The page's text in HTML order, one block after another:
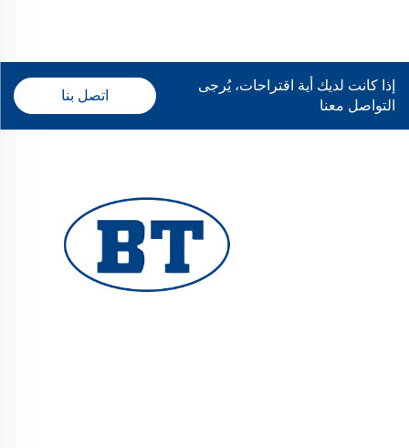
إذا كانت لديك أية اقتراحات، يُرجى
التواصل معنا
اتصل بنا